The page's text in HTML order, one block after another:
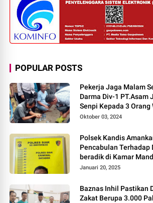
POPULAR POSTS
Pekerja Jaga Malam
Darma Div-1 PT.Asam
Senpi Kepada 3
Oktober 03, 2024
Polsek Kandis
Pencabulan Terhadap Dua Anak Kakak-
beradik di Kamar
Januari 20, 2025
Baznas Inhil Pastikan
Zakat Berupa 3.000